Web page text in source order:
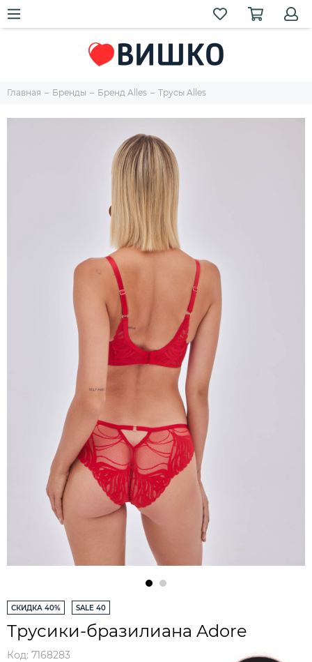
Главная Бренды Бренд Alles Трусы Alles
СКИДКА 40% SALE 40
Трусики-бразилиана Adore
Код: 7168283